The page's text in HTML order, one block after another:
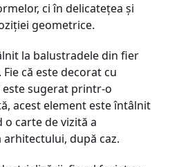
ci în delicateţea şi
geometrice.
la balustradele din fier
că este decorat cu
sugerat printr-o
acest element este întâlnit
carte de vizită a
după caz.